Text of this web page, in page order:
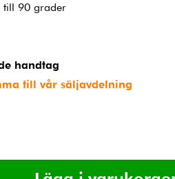
till 90 grader
handtag
till vår säljavdelning